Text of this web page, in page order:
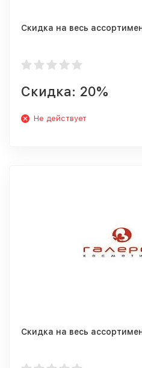
Скидка на весь
Скидка: 20%
Не действует
Скидка на весь